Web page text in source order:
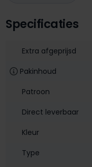
Specificaties
Extra afgeprijsd
Pakinhoud
Patroon
Direct leverbaar
Kleur
Type